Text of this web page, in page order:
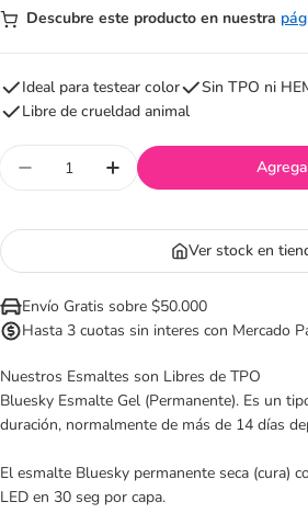
Descubre este producto en nuestra
Ideal para testear color
Sin TPO ni
Libre de crueldad animal
Disminuir cantidad para
Aumentar cantidad
Ver stock en
Envío Gratis sobre $50.000
Hasta 3 cuotas sin interes con Mercado
Nuestros Esmaltes son Libres de TPO
Bluesky Esmalte Gel (Permanente). Es un
duración, normalmente de más de 14 días
El esmalte Bluesky permanente seca (cura)
LED en 30 seg por capa.